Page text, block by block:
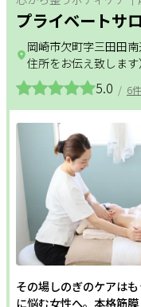
プライベートサ
5.0 / 6件
岡崎市欠町字三田田
住所をお伝え致します）
その場しのぎのケアは
に悩む女性へ。本格筋